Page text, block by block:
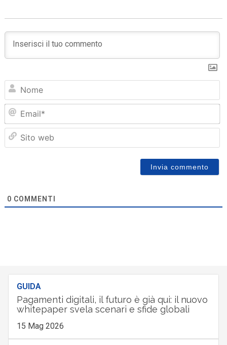
0 COMMENTI
GUIDA
Pagamenti digitali, il futuro è già qui: il nuovo
whitepaper svela scenari e sfide globali
15 Mag 2026